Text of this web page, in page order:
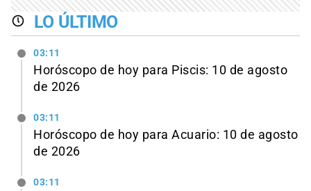
LO ÚLTIMO
03:11
Horóscopo de hoy para Piscis: 10 de agosto
de 2026
03:11
Horóscopo de hoy para Acuario: 10 de agosto
de 2026
03:11